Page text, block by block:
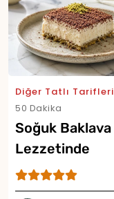
Diğer Tatlı Tarifleri
50 Dakika
Soğuk Baklava
Lezzetinde
Borcam Tatlısı
Tarifi